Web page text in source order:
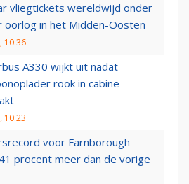
vliegtickets wereldwijd onder
oorlog in het Midden-Oosten
10:36
A330 wijkt uit nadat
rook in cabine
10:23
voor Farnborough
procent meer dan de vorige